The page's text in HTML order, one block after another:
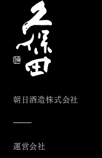
朝日酒造株式会社
運営会社